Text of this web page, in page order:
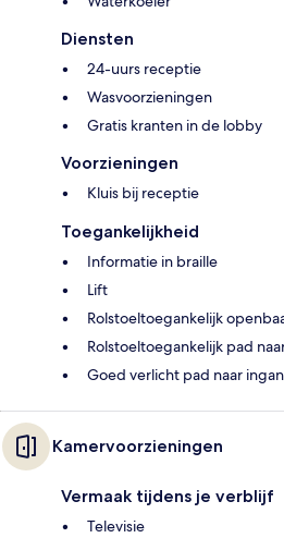
Diensten
24-uurs receptie
Wasvoorzieningen
Gratis kranten in de lobby
Voorzieningen
Kluis bij receptie
Toegankelijkheid
Informatie in braille
Lift
Rolstoeltoegankelijk
Rolstoeltoegankelijk pad
Goed verlicht pad naar
Kamervoorzieningen
Vermaak tijdens je verblijf
Televisie